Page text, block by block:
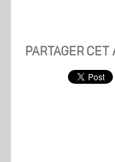
PARTAGER CET